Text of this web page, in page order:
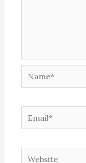
Name*
Email*
Website